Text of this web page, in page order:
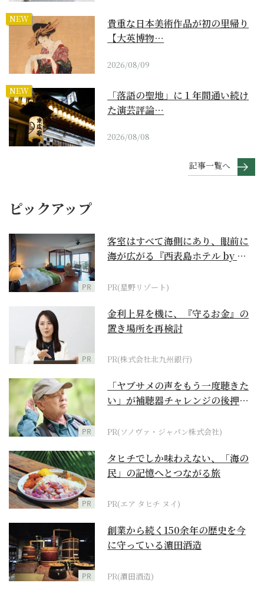
NEW
貴重な日本美術作品が初の里帰り
【大英博物…
2026/08/09
NEW
「落語の聖地」に１年間通い続け
た演芸評論…
2026/08/08
記事一覧へ
ピックアップ
PR
客室はすべて海側にあり、眼前に
海が広がる『西表島ホテル by 星
PR(星野リゾート)
PR
金利上昇を機に、『守るお金』の
置き場所を再検討
PR(株式会社北九州銀行)
PR
「ヤブサメの声をもう一度聴きた
い」が補聴器チャレンジの後押し
PR(ソノヴァ・ジャパン株式会社)
PR
タヒチでしか味わえない、「海の
民」の記憶へとつながる旅
PR(エア タヒチ ヌイ)
PR
創業から続く150余年の歴史を今
に守っている濵田酒造
PR(濵田酒造)